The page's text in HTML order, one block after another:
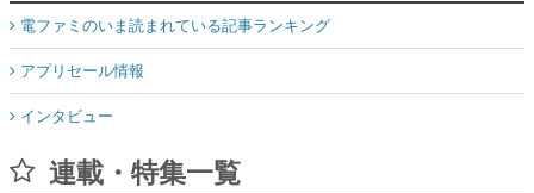
電ファミのいま読まれている記事ランキング
アプリセール情報
インタビュー
連載・特集一覧